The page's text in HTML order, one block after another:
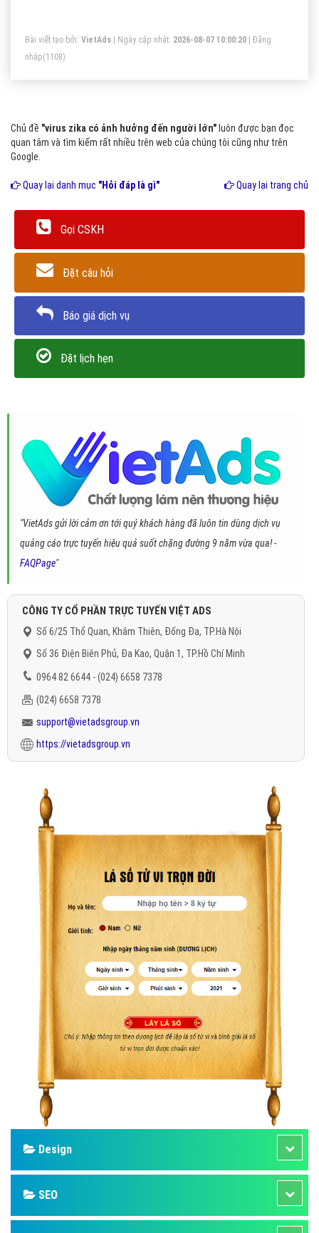
thiết.
Bài viết tạo bởi: VietAds | Ngày cập nhật: 2026-08-07 10:00:20
Đăng
nhập(1108)
Chủ đề "virus zika có ảnh hưởng đến người lớn" luôn được bạn đọc
quan tâm và tìm kiếm rất nhiều trên web của chúng tôi cũng như trên
Google.
Quay lại danh mục "Hỏi đáp là gì" Quay lại trang chủ
Gọi CSKH
Đặt câu hỏi
Báo giá dịch vụ
Đặt lịch hẹn
"VietAds gửi lời cảm ơn tới quý khách hàng đã luôn tin dùng dịch vụ
quảng cáo trực tuyến hiệu quả suốt chặng đường 9 năm vừa qua! -
FAQPage"
CÔNG TY CỔ PHẦN TRỰC TUYẾN VIỆT ADS
Số 6/25 Thổ Quan, Khâm Thiên, Đống Đa, TP.Hà Nội
Số 36 Điện Biên Phủ, Đa Kao, Quận 1, TP.Hồ Chí Minh
0964 82 6644 - (024) 6658 7378
(024) 6658 7378
support@vietadsgroup.vn
https://vietadsgroup.vn
Design
SEO